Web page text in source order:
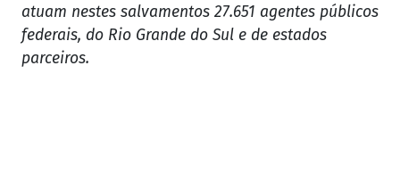
atuam nestes salvamentos 27.651 agentes públicos
federais, do Rio Grande do Sul e de estados
parceiros.